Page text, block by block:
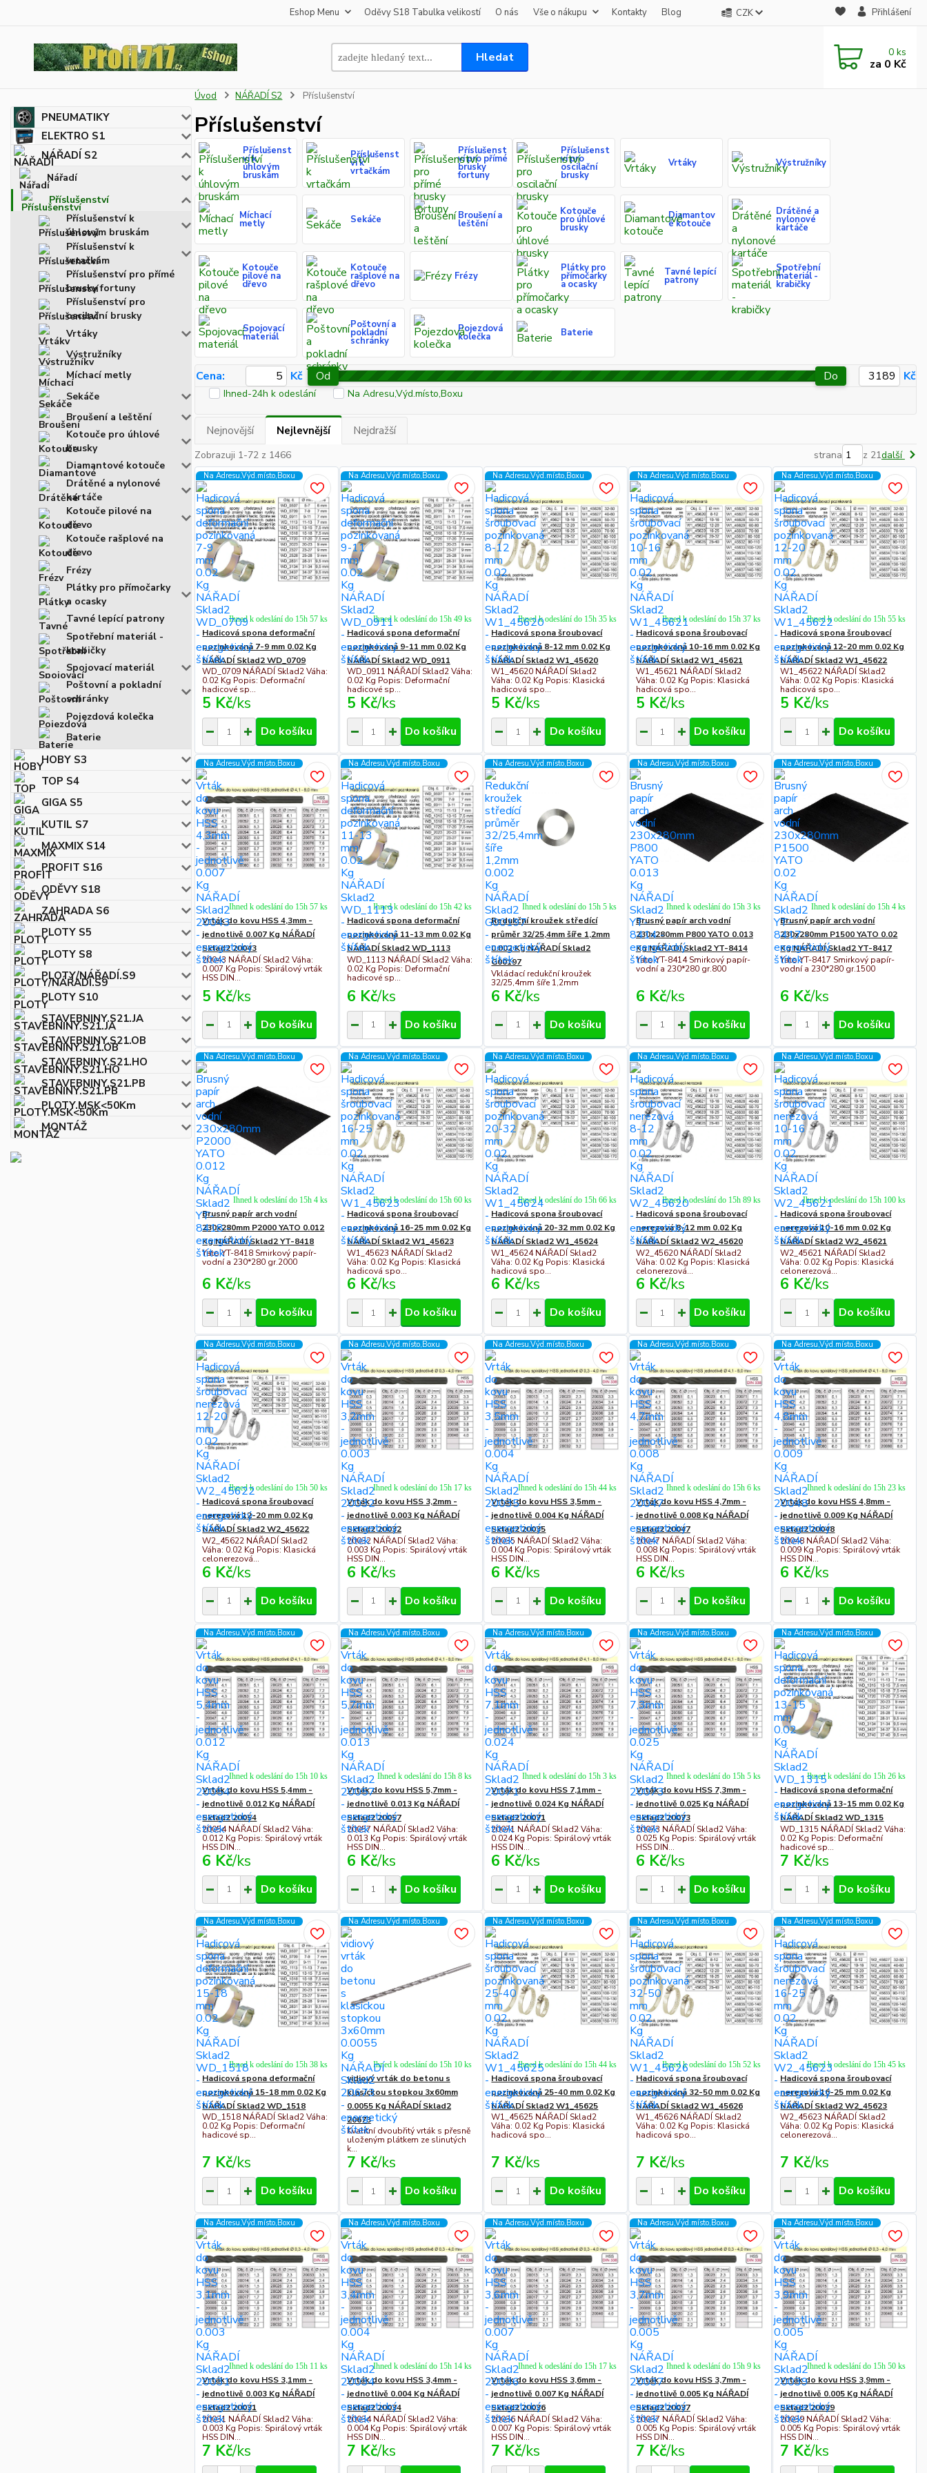
Eshop Menu Oděvy S18 Tabulka velikostí O nás Vše o nákupu Kontakty Blog CZK Přihlášení
Hledat 0 ks
za 0 Kč
PNEUMATIKY
ELEKTRO S1
NÁŘADÍ S2
Nářadí
Příslušenství
Příslušenství k
úhlovým bruskám
Příslušenství k
vrtačkám
Příslušenství pro přímé
brusky fortuny
Příslušenství pro
oscilační brusky
Vrtáky
Výstružníky
Míchací metly
Sekáče
Broušení a leštění
Kotouče pro úhlové
brusky
Diamantové kotouče
Drátěné a nylonové
kartáče
Kotouče pilové na
dřevo
Kotouče rašplové na
dřevo
Frézy
Plátky pro přímočarky
a ocasky
Tavné lepící patrony
Spotřební materiál -
krabičky
Spojovací materiál
Poštovní a pokladní
schránky
Pojezdová kolečka
Baterie
HOBY S3
TOP S4
GIGA S5
KUTIL S7
MAXMIX S14
PROFIT S16
ODĚVY S18
ZAHRADA S6
PLOTY S5
PLOTY S8
PLOTY/NÁŘADÍ.S9
PLOTY S10
STAVEBNINY.S21.JA
STAVEBNINY.S21.OB
STAVEBNINY.S21.HO
STAVEBNINY.S21.PB
PLOTY.MSK<50Km
MONTÁŽ
Úvod NÁŘADÍ S2 Příslušenství
Příslušenství
Příslušenst
ví k
úhlovým
bruskám
Příslušenst
ví k
vrtačkám
Příslušenst
ví pro přímé
brusky
fortuny
Příslušenst
ví pro
oscilační
brusky
Vrtáky Výstružníky
Míchací
metly Sekáče Broušení a
leštění
Kotouče
pro úhlové
brusky
Diamantov
é kotouče
Drátěné a
nylonové
kartáče
Kotouče
pilové na
dřevo
Kotouče
rašplové na
dřevo
Frézy
Plátky pro
přímočarky
a ocasky
Tavné lepící
patrony
Spotřební
materiál -
krabičky
Spojovací
materiál
Poštovní a
pokladní
schránky
Pojezdová
kolečka Baterie
Cena: Kč Od Do Kč
Ihned-24h k odeslání Na Adresu,Výd.místo,Boxu
Nejnovější Nejlevnější Nejdražší
Zobrazuji 1-72 z 1466 strana z 21další
Na Adresu,Výd.místo,Boxu
Hadicová spona deformační
pozinkovaná 7-9 mm 0.02 Kg
NÁŘADÍ Sklad2 WD_0709
WD_0709 NÁŘADÍ Sklad2 Váha:
0.02 Kg Popis: Deformační
hadicové sp...
5 Kč/ks
Ihned k odeslání do 15h 57 ks
Do košíku
Na Adresu,Výd.místo,Boxu
Hadicová spona deformační
pozinkovaná 9-11 mm 0.02 Kg
NÁŘADÍ Sklad2 WD_0911
WD_0911 NÁŘADÍ Sklad2 Váha:
0.02 Kg Popis: Deformační
hadicové sp...
5 Kč/ks
Ihned k odeslání do 15h 49 ks
Do košíku
Na Adresu,Výd.místo,Boxu
Hadicová spona šroubovací
pozinkovaná 8-12 mm 0.02 Kg
NÁŘADÍ Sklad2 W1_45620
W1_45620 NÁŘADÍ Sklad2
Váha: 0.02 Kg Popis: Klasická
hadicová spo...
5 Kč/ks
Ihned k odeslání do 15h 35 ks
Do košíku
Na Adresu,Výd.místo,Boxu
Hadicová spona šroubovací
pozinkovaná 10-16 mm 0.02 Kg
NÁŘADÍ Sklad2 W1_45621
W1_45621 NÁŘADÍ Sklad2
Váha: 0.02 Kg Popis: Klasická
hadicová spo...
5 Kč/ks
Ihned k odeslání do 15h 37 ks
Do košíku
Na Adresu,Výd.místo,Boxu
Hadicová spona šroubovací
pozinkovaná 12-20 mm 0.02 Kg
NÁŘADÍ Sklad2 W1_45622
W1_45622 NÁŘADÍ Sklad2
Váha: 0.02 Kg Popis: Klasická
hadicová spo...
5 Kč/ks
Ihned k odeslání do 15h 55 ks
Do košíku
Na Adresu,Výd.místo,Boxu
Vrták do kovu HSS 4,3mm -
jednotlivě 0.007 Kg NÁŘADÍ
Sklad2 20043
20043 NÁŘADÍ Sklad2 Váha:
0.007 Kg Popis: Spirálový vrták
HSS DIN...
5 Kč/ks
Ihned k odeslání do 15h 57 ks
Do košíku
Na Adresu,Výd.místo,Boxu
Hadicová spona deformační
pozinkovaná 11-13 mm 0.02 Kg
NÁŘADÍ Sklad2 WD_1113
WD_1113 NÁŘADÍ Sklad2 Váha:
0.02 Kg Popis: Deformační
hadicové sp...
6 Kč/ks
Ihned k odeslání do 15h 42 ks
Do košíku
Na Adresu,Výd.místo,Boxu
Redukční kroužek středící
průměr 32/25,4mm šíře 1,2mm
0.002 Kg NÁŘADÍ Sklad2
G00197
Vkládací redukční kroužek
32/25,4mm šíře 1,2mm
6 Kč/ks
Ihned k odeslání do 15h 5 ks
Do košíku
Na Adresu,Výd.místo,Boxu
Brusný papír arch vodní
230x280mm P800 YATO 0.013
Kg NÁŘADÍ Sklad2 YT-8414
Yato YT-8414 Smirkový papír-
vodní a 230*280 gr.800
6 Kč/ks
Ihned k odeslání do 15h 3 ks
Do košíku
Na Adresu,Výd.místo,Boxu
Brusný papír arch vodní
230x280mm P1500 YATO 0.02
Kg NÁŘADÍ Sklad2 YT-8417
Yato YT-8417 Smirkový papír-
vodní a 230*280 gr.1500
6 Kč/ks
Ihned k odeslání do 15h 4 ks
Do košíku
Na Adresu,Výd.místo,Boxu
Brusný papír arch vodní
230x280mm P2000 YATO 0.012
Kg NÁŘADÍ Sklad2 YT-8418
Yato YT-8418 Smirkový papír-
vodní a 230*280 gr.2000
6 Kč/ks
Ihned k odeslání do 15h 4 ks
Do košíku
Na Adresu,Výd.místo,Boxu
Hadicová spona šroubovací
pozinkovaná 16-25 mm 0.02 Kg
NÁŘADÍ Sklad2 W1_45623
W1_45623 NÁŘADÍ Sklad2
Váha: 0.02 Kg Popis: Klasická
hadicová spo...
6 Kč/ks
Ihned k odeslání do 15h 60 ks
Do košíku
Na Adresu,Výd.místo,Boxu
Hadicová spona šroubovací
pozinkovaná 20-32 mm 0.02 Kg
NÁŘADÍ Sklad2 W1_45624
W1_45624 NÁŘADÍ Sklad2
Váha: 0.02 Kg Popis: Klasická
hadicová spo...
6 Kč/ks
Ihned k odeslání do 15h 66 ks
Do košíku
Na Adresu,Výd.místo,Boxu
Hadicová spona šroubovací
nerezová 8-12 mm 0.02 Kg
NÁŘADÍ Sklad2 W2_45620
W2_45620 NÁŘADÍ Sklad2
Váha: 0.02 Kg Popis: Klasická
celonerezová...
6 Kč/ks
Ihned k odeslání do 15h 89 ks
Do košíku
Na Adresu,Výd.místo,Boxu
Hadicová spona šroubovací
nerezová 10-16 mm 0.02 Kg
NÁŘADÍ Sklad2 W2_45621
W2_45621 NÁŘADÍ Sklad2
Váha: 0.02 Kg Popis: Klasická
celonerezová...
6 Kč/ks
Ihned k odeslání do 15h 100 ks
Do košíku
Na Adresu,Výd.místo,Boxu
Hadicová spona šroubovací
nerezová 12-20 mm 0.02 Kg
NÁŘADÍ Sklad2 W2_45622
W2_45622 NÁŘADÍ Sklad2
Váha: 0.02 Kg Popis: Klasická
celonerezová...
6 Kč/ks
Ihned k odeslání do 15h 50 ks
Do košíku
Na Adresu,Výd.místo,Boxu
Vrták do kovu HSS 3,2mm -
jednotlivě 0.003 Kg NÁŘADÍ
Sklad2 20032
20032 NÁŘADÍ Sklad2 Váha:
0.003 Kg Popis: Spirálový vrták
HSS DIN...
6 Kč/ks
Ihned k odeslání do 15h 17 ks
Do košíku
Na Adresu,Výd.místo,Boxu
Vrták do kovu HSS 3,5mm -
jednotlivě 0.004 Kg NÁŘADÍ
Sklad2 20035
20035 NÁŘADÍ Sklad2 Váha:
0.004 Kg Popis: Spirálový vrták
HSS DIN...
6 Kč/ks
Ihned k odeslání do 15h 44 ks
Do košíku
Na Adresu,Výd.místo,Boxu
Vrták do kovu HSS 4,7mm -
jednotlivě 0.008 Kg NÁŘADÍ
Sklad2 20047
20047 NÁŘADÍ Sklad2 Váha:
0.008 Kg Popis: Spirálový vrták
HSS DIN...
6 Kč/ks
Ihned k odeslání do 15h 6 ks
Do košíku
Na Adresu,Výd.místo,Boxu
Vrták do kovu HSS 4,8mm -
jednotlivě 0.009 Kg NÁŘADÍ
Sklad2 20048
20048 NÁŘADÍ Sklad2 Váha:
0.009 Kg Popis: Spirálový vrták
HSS DIN...
6 Kč/ks
Ihned k odeslání do 15h 23 ks
Do košíku
Na Adresu,Výd.místo,Boxu
Vrták do kovu HSS 5,4mm -
jednotlivě 0.012 Kg NÁŘADÍ
Sklad2 20054
20054 NÁŘADÍ Sklad2 Váha:
0.012 Kg Popis: Spirálový vrták
HSS DIN...
6 Kč/ks
Ihned k odeslání do 15h 10 ks
Do košíku
Na Adresu,Výd.místo,Boxu
Vrták do kovu HSS 5,7mm -
jednotlivě 0.013 Kg NÁŘADÍ
Sklad2 20057
20057 NÁŘADÍ Sklad2 Váha:
0.013 Kg Popis: Spirálový vrták
HSS DIN...
6 Kč/ks
Ihned k odeslání do 15h 8 ks
Do košíku
Na Adresu,Výd.místo,Boxu
Vrták do kovu HSS 7,1mm -
jednotlivě 0.024 Kg NÁŘADÍ
Sklad2 20071
20071 NÁŘADÍ Sklad2 Váha:
0.024 Kg Popis: Spirálový vrták
HSS DIN...
6 Kč/ks
Ihned k odeslání do 15h 3 ks
Do košíku
Na Adresu,Výd.místo,Boxu
Vrták do kovu HSS 7,3mm -
jednotlivě 0.025 Kg NÁŘADÍ
Sklad2 20073
20073 NÁŘADÍ Sklad2 Váha:
0.025 Kg Popis: Spirálový vrták
HSS DIN...
6 Kč/ks
Ihned k odeslání do 15h 5 ks
Do košíku
Na Adresu,Výd.místo,Boxu
Hadicová spona deformační
pozinkovaná 13-15 mm 0.02 Kg
NÁŘADÍ Sklad2 WD_1315
WD_1315 NÁŘADÍ Sklad2 Váha:
0.02 Kg Popis: Deformační
hadicové sp...
7 Kč/ks
Ihned k odeslání do 15h 26 ks
Do košíku
Na Adresu,Výd.místo,Boxu
Hadicová spona deformační
pozinkovaná 15-18 mm 0.02 Kg
NÁŘADÍ Sklad2 WD_1518
WD_1518 NÁŘADÍ Sklad2 Váha:
0.02 Kg Popis: Deformační
hadicové sp...
7 Kč/ks
Ihned k odeslání do 15h 38 ks
Do košíku
Na Adresu,Výd.místo,Boxu
vidiový vrták do betonu s
klasickou stopkou 3x60mm
0.0055 Kg NÁŘADÍ Sklad2
20673
Kvalitní dvoubřitý vrták s přesně
uloženým plátkem ze slinutých
k...
7 Kč/ks
Ihned k odeslání do 15h 10 ks
Do košíku
Na Adresu,Výd.místo,Boxu
Hadicová spona šroubovací
pozinkovaná 25-40 mm 0.02 Kg
NÁŘADÍ Sklad2 W1_45625
W1_45625 NÁŘADÍ Sklad2
Váha: 0.02 Kg Popis: Klasická
hadicová spo...
7 Kč/ks
Ihned k odeslání do 15h 44 ks
Do košíku
Na Adresu,Výd.místo,Boxu
Hadicová spona šroubovací
pozinkovaná 32-50 mm 0.02 Kg
NÁŘADÍ Sklad2 W1_45626
W1_45626 NÁŘADÍ Sklad2
Váha: 0.02 Kg Popis: Klasická
hadicová spo...
7 Kč/ks
Ihned k odeslání do 15h 52 ks
Do košíku
Na Adresu,Výd.místo,Boxu
Hadicová spona šroubovací
nerezová 16-25 mm 0.02 Kg
NÁŘADÍ Sklad2 W2_45623
W2_45623 NÁŘADÍ Sklad2
Váha: 0.02 Kg Popis: Klasická
celonerezová...
7 Kč/ks
Ihned k odeslání do 15h 45 ks
Do košíku
Na Adresu,Výd.místo,Boxu
Vrták do kovu HSS 3,1mm -
jednotlivě 0.003 Kg NÁŘADÍ
Sklad2 20031
20031 NÁŘADÍ Sklad2 Váha:
0.003 Kg Popis: Spirálový vrták
HSS DIN...
7 Kč/ks
Ihned k odeslání do 15h 11 ks
Na Adresu,Výd.místo,Boxu
Vrták do kovu HSS 3,4mm -
jednotlivě 0.004 Kg NÁŘADÍ
Sklad2 20034
20034 NÁŘADÍ Sklad2 Váha:
0.004 Kg Popis: Spirálový vrták
HSS DIN...
7 Kč/ks
Ihned k odeslání do 15h 14 ks
Na Adresu,Výd.místo,Boxu
Vrták do kovu HSS 3,6mm -
jednotlivě 0.007 Kg NÁŘADÍ
Sklad2 20036
20036 NÁŘADÍ Sklad2 Váha:
0.007 Kg Popis: Spirálový vrták
HSS DIN...
7 Kč/ks
Ihned k odeslání do 15h 17 ks
Na Adresu,Výd.místo,Boxu
Vrták do kovu HSS 3,7mm -
jednotlivě 0.005 Kg NÁŘADÍ
Sklad2 20037
20037 NÁŘADÍ Sklad2 Váha:
0.005 Kg Popis: Spirálový vrták
HSS DIN...
7 Kč/ks
Ihned k odeslání do 15h 9 ks
Na Adresu,Výd.místo,Boxu
Vrták do kovu HSS 3,9mm -
jednotlivě 0.005 Kg NÁŘADÍ
Sklad2 20039
20039 NÁŘADÍ Sklad2 Váha:
0.005 Kg Popis: Spirálový vrták
HSS DIN...
7 Kč/ks
Ihned k odeslání do 15h 50 ks